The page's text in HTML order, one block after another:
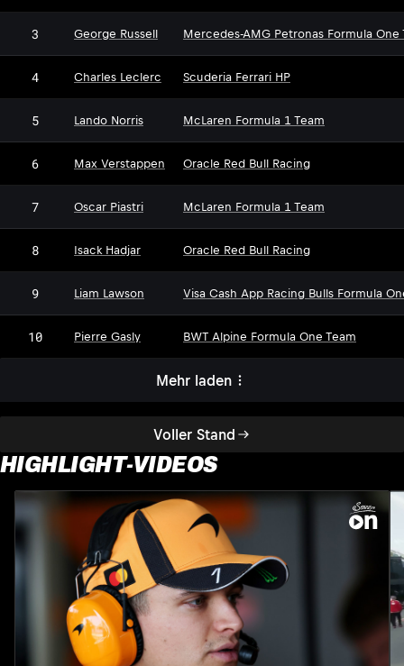
Voller Stand
3 George Russell Mercedes-AMG Petronas Formula One
4 Charles Leclerc Scuderia Ferrari HP
5 Lando Norris McLaren Formula 1 Team
6 Max Verstappen Oracle Red Bull Racing
7 Oscar Piastri McLaren Formula 1 Team
8 Isack Hadjar Oracle Red Bull Racing
9 Liam Lawson Visa Cash App Racing Bulls Formula
10 Pierre Gasly BWT Alpine Formula One Team
Mehr laden
HIGHLIGHT-VIDEOS